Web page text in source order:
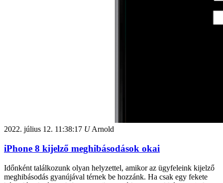
2022. július 12. 11:38:17 UArnold
iPhone 8 kijelző meghibásodások okai
Időnként találkozunk olyan helyzettel, amikor az ügyfeleink kijelző
meghibásodás gyanújával térnek be hozzánk. Ha csak egy fekete